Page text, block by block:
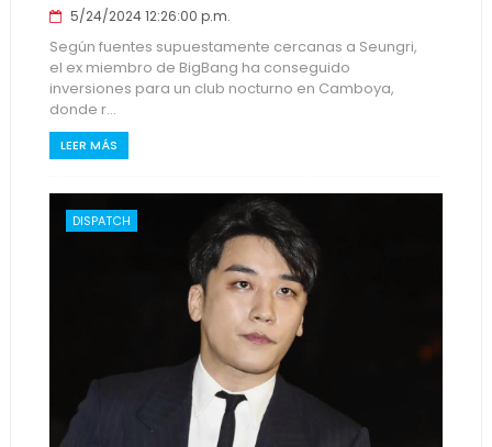
5/24/2024 12:26:00 p.m.
Según fuentes supuestamente cercanas a Seungri,
el ex miembro de BigBang ha conseguido
inversiones para un club nocturno en Camboya,
donde r...
LEER MÁS
DISPATCH